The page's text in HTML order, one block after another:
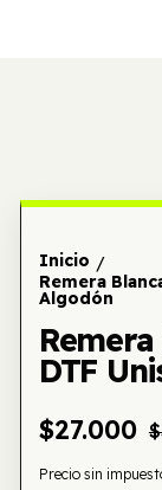
Inicio /
Remera
Algodón
DTF
$27.000
Precio sin